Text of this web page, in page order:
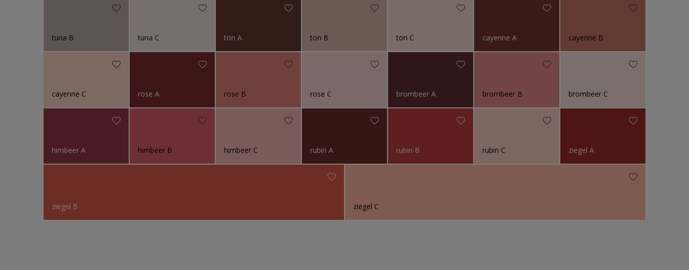
tuna B tuna C ton A ton B ton C cayenne A cayenne B
cayenne C rose A rose B rose C brombeer A brombeer B brombeer C
himbeer A himbeer B himbeer C rubin A rubin B rubin C ziegel A
ziegel B ziegel C